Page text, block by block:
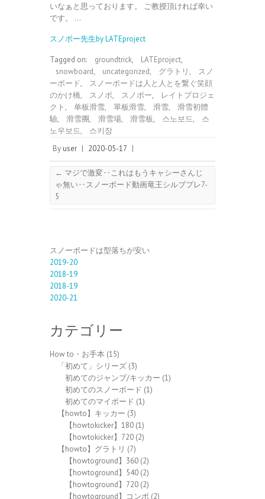
いなぁと思っております。 ご教授頂ければ幸い
です。 …
スノボー先生by LATEproject
Tagged on: groundtrick, LATEproject,
snowboard, uncategorized, グラトリ,
スノ
ーボード,
スノーボードは人と人とを繋ぐ笑顔
のかけ橋, スノボ, スノボー,
レイトプロジェ
クト, 单板滑雪, 單板滑雪, 滑雪,
滑雪初體
驗, 滑雪團, 滑雪場, 滑雪板, 스노보드,
스
노우보드,
스키장
By user | 2020-05-17 |
← マジで激変‥これはもうキャシーさんじ
ゃ無い‥スノーボード動画竜王シルブプレ7-
5
スノーボードは型落ちが安い
2019-20
2018-19
2018-19
2020-21
カテゴリー
How to・お手本 (15)
「初めて」シリーズ (3)
初めてのジャンプ/キッカー (1)
初めてのスノーボード (1)
初めてのマイボード (1)
【howto】キッカー (3)
【howtokicker】180 (1)
【howtokicker】720 (2)
【howto】グラトリ (7)
【howtoground】360 (2)
【howtoground】540 (2)
【howtoground】720 (2)
【howtoground】コンボ (2)